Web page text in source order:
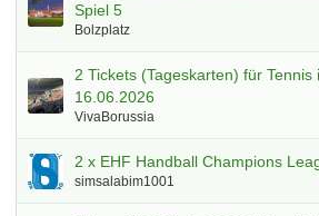
Spiel 5
Bolzplatz
2 Tickets (Tageskarten) für Tennis
16.06.2026
VivaBorussia
2 x EHF Handball Champions
simsalabim1001